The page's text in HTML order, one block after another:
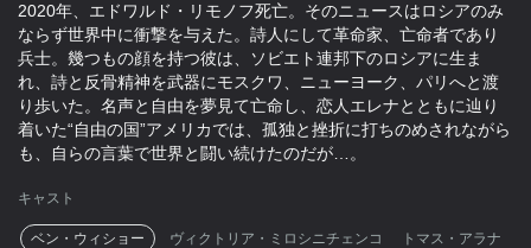
2020年、エドワルド・リモノフ死亡。そのニュースはロシアのみ
ならず世界中に衝撃を与えた。詩人にして革命家、亡命者であり
兵士。幾つもの顔を持つ彼は、ソビエト連邦下のロシアに生ま
れ、詩と反骨精神を武器にモスクワ、ニューヨーク、パリへと渡
り歩いた。名声と自由を夢見て亡命し、恋人エレナとともに辿り
着いた“自由の国”アメリカでは、孤独と挫折に打ちのめされながら
も、自らの言葉で世界と闘い続けたのだが…。
キャスト
ベン・ウィショー ヴィクトリア・ミロシニチェンコ トマス・アラナ